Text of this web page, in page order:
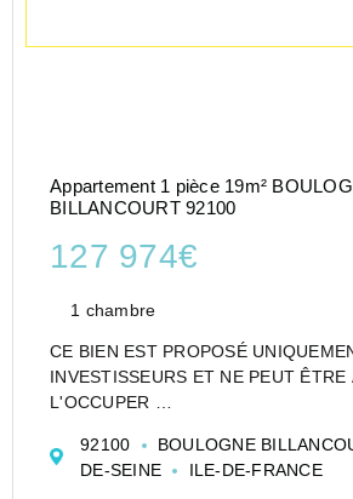
Appartement 1 pièce 19m²
BILLANCOURT 92100
127 974€
1 chambre
CE BIEN EST PROPOSÉ
INVESTISSEURS ET NE PEUT ÊTRE
L'OCCUPER
ETUDIANTE DE TYPE STUDIO DE
BOULOGNE-BILLANCOURT -
92100 BOULOGNE
DE-SEINE
ILE-DE-FRANCE